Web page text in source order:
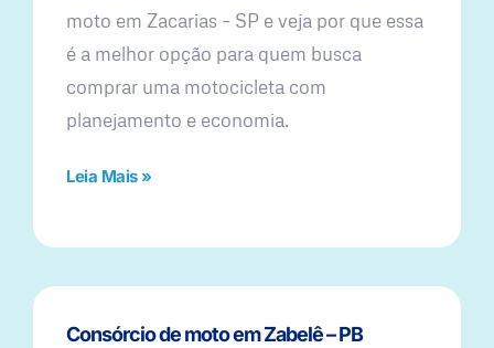
moto em Zacarias – SP e veja por que essa
é a melhor opção para quem busca
comprar uma motocicleta com
planejamento e economia.
Leia Mais »
Consórcio de moto em Zabelê – PB